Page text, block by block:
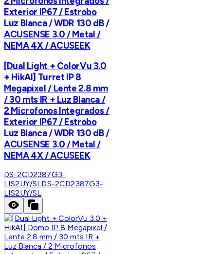
Exterior IP67 / Estrobo
Luz Blanca / WDR 130 dB /
ACUSENSE 3.0 / Metal /
NEMA 4X / ACUSEEK
[Dual Light + ColorVu 3.0
+ HikAI] Turret IP 8
Megapixel / Lente 2.8 mm
/ 30 mts IR + Luz Blanca /
2 Microfonos Integrados /
Exterior IP67 / Estrobo
Luz Blanca / WDR 130 dB /
ACUSENSE 3.0 / Metal /
NEMA 4X / ACUSEEK
DS-2CD2387G3-
LIS2UY/SLDS-2CD2387G3-
LIS2UY/SL